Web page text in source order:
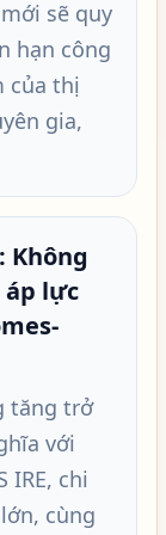
sẽ quy
hạn công
của thị
gia,
Không
áp lực
tăng trở
với
IRE, chi
cùng